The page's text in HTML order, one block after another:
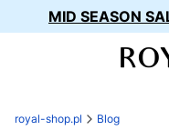
MID SEASON
royal-shop.pl Blog